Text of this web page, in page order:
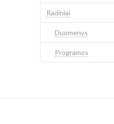
Radiniai
Duomenys
Programos